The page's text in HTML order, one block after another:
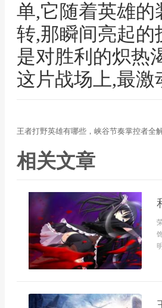
单,它随着英雄
转,那瞬间亮起的
是对胜利的炽热
这片战场上,最
王者打野英雄有哪些，峡谷节奏掌控者全
相关文章